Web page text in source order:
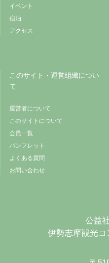
イベント
宿泊
アクセス
このサイト・運営組織につい
て
運営者について
このサイトについて
会員一覧
パンフレット
よくある質問
お問い合わせ
公益
伊勢志摩観光